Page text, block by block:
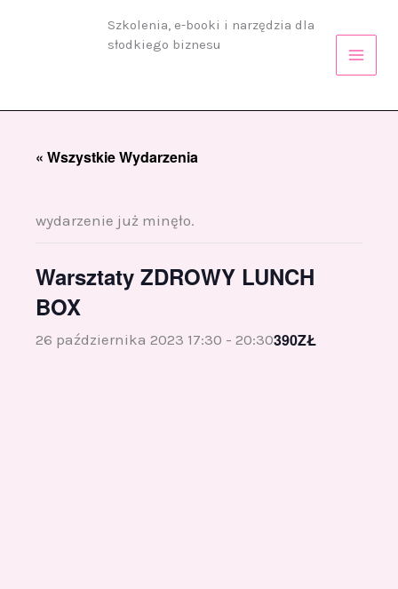
Szkolenia, e-booki i narzędzia dla
słodkiego biznesu
« Wszystkie Wydarzenia
wydarzenie już minęło.
Warsztaty ZDROWY LUNCH
BOX
26 października 2023 17:30 - 20:30390ZŁ